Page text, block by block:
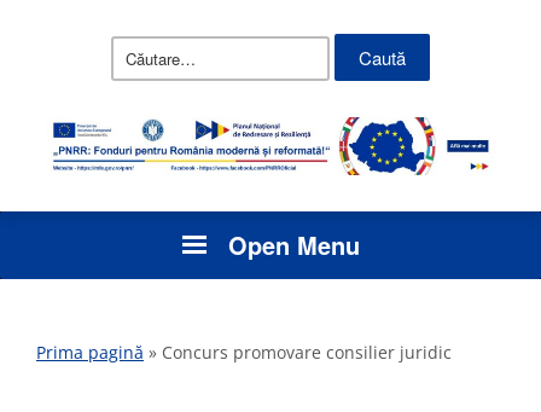
Caută
Open Menu
Prima pagină » Concurs promovare consilier juridic